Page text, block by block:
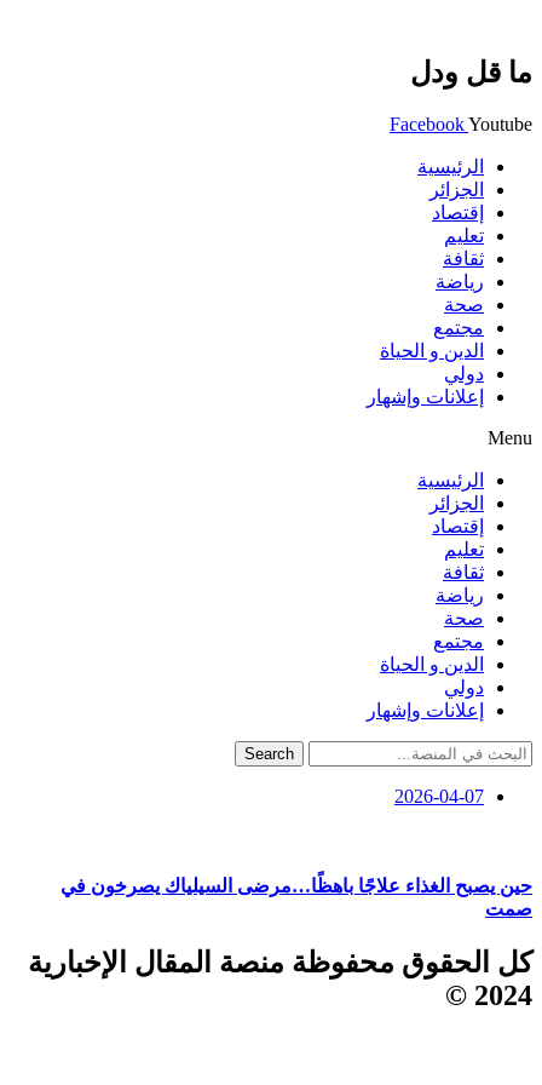
ما قل ودل
FacebookYoutube
الرئيسية
الجزائر
إقتصاد
تعليم
ثقافة
رياضة
صحة
مجتمع
الدين و الحياة
دولي
إعلانات وإشهار
Menu
الرئيسية
الجزائر
إقتصاد
تعليم
ثقافة
رياضة
صحة
مجتمع
الدين و الحياة
دولي
إعلانات وإشهار
Search
2026-04-07
حين يصبح الغذاء علاجًا باهظًا…مرضى السيلياك يصرخون في
صمت
كل الحقوق محفوظة منصة المقال الإخبارية
2024 ©